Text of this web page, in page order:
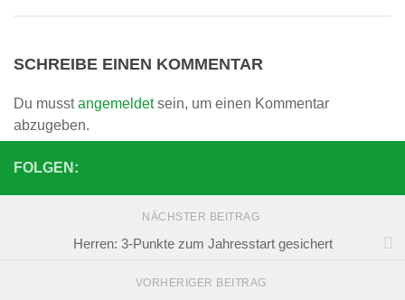
SCHREIBE EINEN KOMMENTAR
Du musstangemeldetsein, um einen Kommentar
abzugeben.
FOLGEN:
NÄCHSTER BEITRAG
Herren: 3-Punkte zum Jahresstart gesichert
VORHERIGER BEITRAG